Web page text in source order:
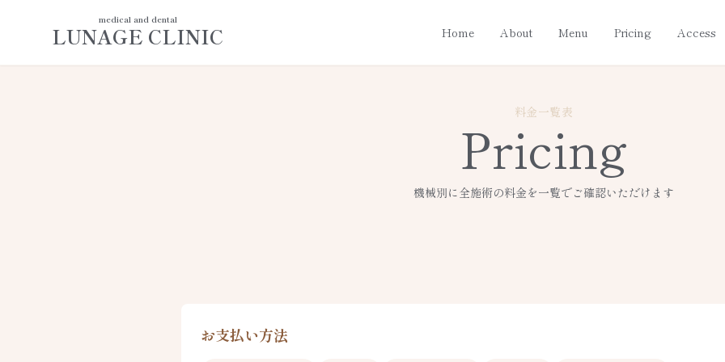
medical and dental
LUNAGE CLINIC Home About Menu Pricing Access
料金一覧表
Pricing
機械別に全施術の料金を一覧でご確認いただけます
お支払い方法